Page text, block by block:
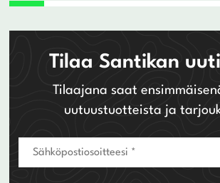
Tilaa Santikan
Tilaajana saat
uutuustuotteista ja